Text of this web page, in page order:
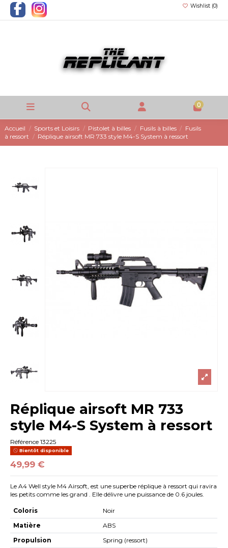
Wishlist (0)
0
Accueil Sports et Loisirs Pistolet à billes Fusils à billes
Fusils
à ressort
Réplique airsoft MR 733 style M4-S System à ressort
Réplique airsoft MR 733
style M4-S System à ressort
Référence 13225
Bientôt disponible
49,99 €
Le A4 Well style M4 Airsoft, est une superbe réplique à ressort qui ravira
les petits comme les grand . Elle délivre une puissance de 0.6 joules.
Coloris
Noir
Matière
ABS
Propulsion
Spring (ressort)